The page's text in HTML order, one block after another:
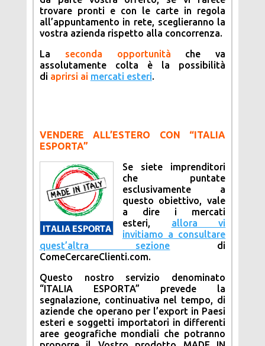
trovare pronti e con le carte in regola
all’appuntamento in rete, sceglieranno la
vostra azienda rispetto alla concorrenza.
La
seconda opportunità
che va
assolutamente colta è la possibilità
di aprirsi ai mercati esteri.
VENDERE ALL’ESTERO CON “ITALIA
ESPORTA”
Se siete imprenditori
che puntate
esclusivamente a
questo obiettivo, vale
a dire i mercati
esteri,
allora vi
invitiamo a consultare
quest’altra sezione
di
ComeCercareClienti.com.
Questo nostro servizio denominato
“ITALIA ESPORTA” prevede la
segnalazione, continuativa nel tempo, di
aziende che operano per l’export in Paesi
esteri e soggetti importatori in differenti
aree geografiche mondiali che potranno